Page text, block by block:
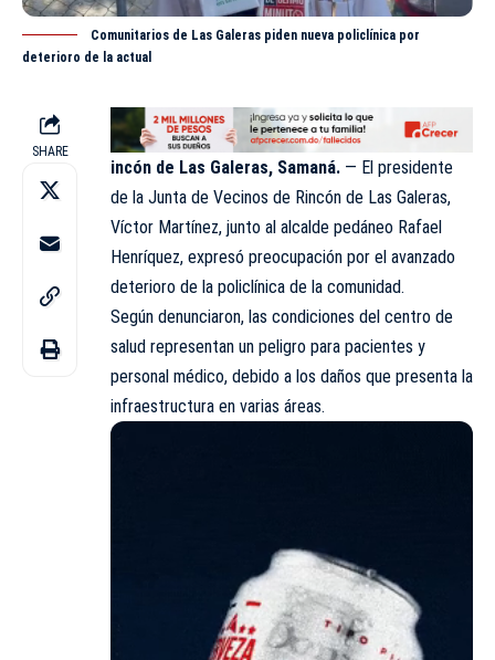
Comunitarios de Las Galeras piden nueva policlínica por
deterioro de la actual
SHARE
incón de Las Galeras, Samaná. — El presidente
de la Junta de Vecinos de Rincón de Las Galeras,
Víctor Martínez, junto al alcalde pedáneo Rafael
Henríquez, expresó preocupación por el avanzado
deterioro de la policlínica de la comunidad.
Según denunciaron, las condiciones del centro de
salud representan un peligro para pacientes y
personal médico, debido a los daños que presenta la
infraestructura en varias áreas.